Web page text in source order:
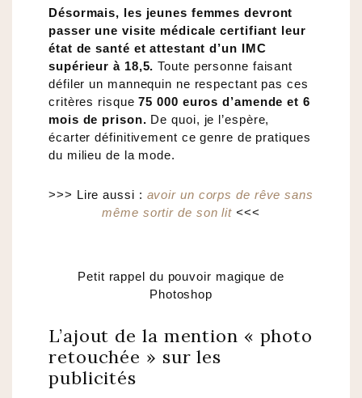
Désormais, les jeunes femmes devront
passer une visite médicale certifiant leur
état de santé et attestant d’un IMC
supérieur à 18,5.Toute personne faisant
défiler un mannequin ne respectant pas ces
critères risque75 000 euros d’amende et 6
mois de prison. De quoi, je l’espère,
écarter définitivement ce genre de pratiques
du milieu de la mode.
>>> Lire aussi : avoir un corps de rêve sans
même sortir de son lit <<<
Petit rappel du pouvoir magique de
Photoshop
L’ajout de la mention « photo
retouchée » sur les
publicités